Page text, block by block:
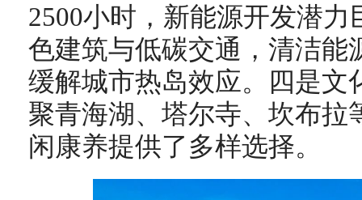
2500小时，新能源开发潜
色建筑与低碳交通，清洁能
缓解城市热岛效应。四是文
聚青海湖、塔尔寺、坎布拉
闲康养提供了多样选择。